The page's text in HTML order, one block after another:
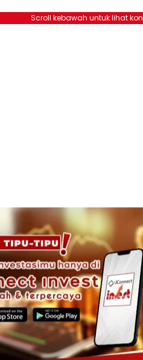
Scroll kebawah untuk lihat